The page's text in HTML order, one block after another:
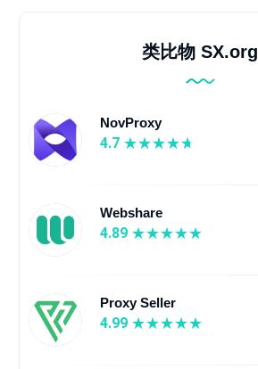
类比物 SX.org
NovProxy
4.7
Webshare
4.89
Proxy Seller
4.99